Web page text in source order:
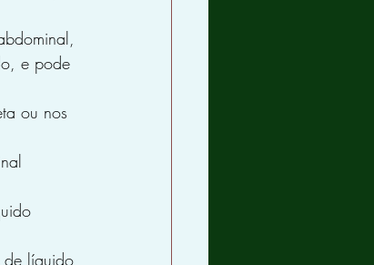
e pode
ou nos
de líquido